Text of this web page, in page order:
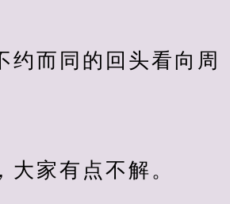
同的回头看向周
有点不解。